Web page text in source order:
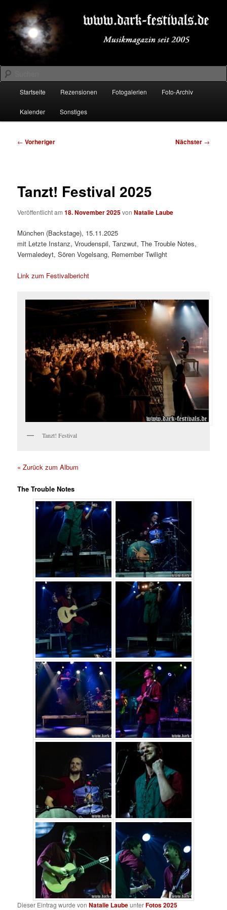
primären
Inhalt
springenDARK-FESTIVALS.DE
Suchen
Startseite Rezensionen Fotogalerien Foto-Archiv
Kalender Sonstiges
Beitragsnavigation
← Vorheriger Nächster →
Tanzt! Festival 2025
Veröffentlicht am18. November 2025vonNatalie Laube
München (Backstage), 15.11.2025
mit Letzte Instanz, Vroudenspil, Tanzwut, The Trouble Notes,
Vermaledeyt, Sören Vogelsang, Remember Twilight
Link zum Festivalbericht
Tanzt! Festival
« Zurück zum Album
The Trouble Notes
Dieser Eintrag wurde vonNatalie LaubeunterFotos 2025